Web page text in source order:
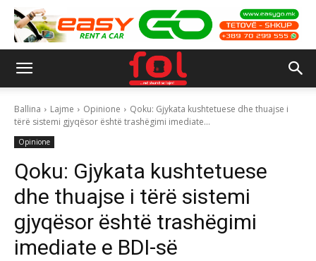
Ballina Lajme Opinione
Qoku: Gjykata kushtetuese dhe thuajse i
tërë sistemi gjyqësor është trashëgimi imediate...
Opinione
Qoku: Gjykata kushtetuese
dhe thuajse i tërë sistemi
gjyqësor është trashëgimi
imediate e BDI-së